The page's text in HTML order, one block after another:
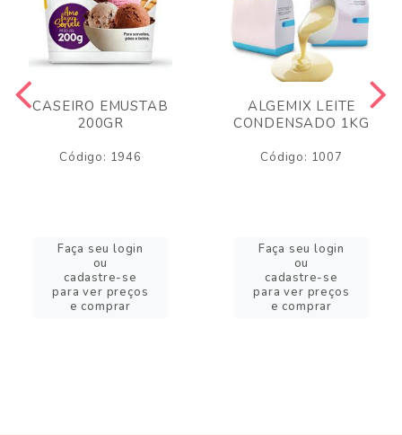
CASEIRO EMUSTAB
200GR
Código: 1946
Faça seu login
ou
cadastre-se
para ver preços
e comprar
ALGEMIX LEITE
CONDENSADO 1KG
Código: 1007
Faça seu login
ou
cadastre-se
para ver preços
e comprar